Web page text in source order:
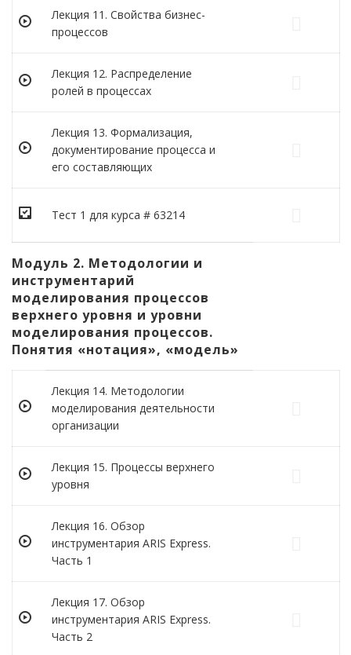
Лекция 11. Свойства бизнес-
процессов
Лекция 12. Распределение
ролей в процессах
Лекция 13. Формализация,
документирование процесса и
его составляющих
Тест 1 для курса # 63214
Модуль 2. Методологии и
инструментарий
моделирования процессов
верхнего уровня и уровни
моделирования процессов.
Понятия «нотация», «модель»
Лекция 14. Методологии
моделирования деятельности
организации
Лекция 15. Процессы верхнего
уровня
Лекция 16. Обзор
инструментария ARIS Express.
Часть 1
Лекция 17. Обзор
инструментария ARIS Express.
Часть 2